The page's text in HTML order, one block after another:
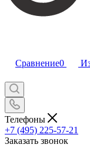
Сравнение0
Телефоны
+7 (495) 225-57-21
Заказать звонок